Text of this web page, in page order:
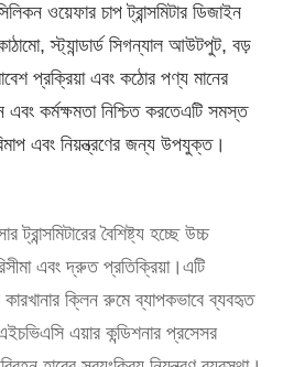
ওয়েফার চাপ ট্রান্সমিটার ডিজাইন
স্ট্যান্ডার্ড সিগন্যাল আউটপুট, বড়
প্রক্রিয়া এবং কঠোর পণ্য মানের
কর্মক্ষমতা নিশ্চিত করতেএটি সমস্ত
এবং নিয়ন্ত্রণের জন্য উপযুক্ত।
ট্রান্সমিটারের বৈশিষ্ট্য হচ্ছে উচ্চ
এবং দ্রুত প্রতিক্রিয়া।এটি
কারখানার ক্লিন রুমে ব্যাপকভাবে ব্যবহৃত
এয়ার কন্ডিশনার প্রসেসর